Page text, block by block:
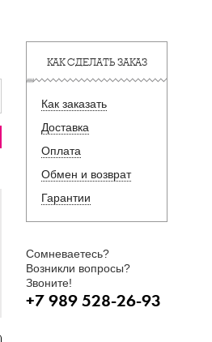
КАК СДЕЛАТЬ ЗАКАЗ
Как заказать
Доставка
Оплата
Обмен и возврат
Гарантии
Сомневаетесь?
Возникли вопросы?
Звоните!
+7 989 528-26-93